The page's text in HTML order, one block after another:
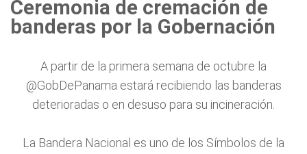
Ceremonia de cremación de
banderas por la Gobernación
A partir de la primera semana de octubre la
@GobDePanama estará recibiendo las banderas
deterioradas o en desuso para su incineración.
La Bandera Nacional es uno de los Símbolos de la